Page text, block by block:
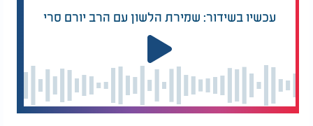
עכשיו בשידור: שמירת הלשון עם הרב יורם סרי